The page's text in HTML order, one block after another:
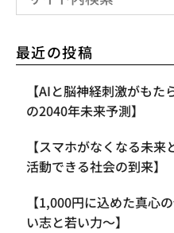
最近の投稿
【AIと脳神経刺激がも
の2040年未来予測】
【スマホがなくなる未
活動できる社会の到来】
【1,000円に込めた真心
い志と若い力〜】